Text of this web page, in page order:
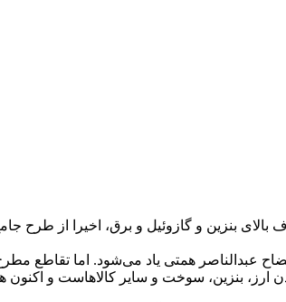
بنزین و گازوئیل و برق، اخیرا از طرح
عبدالناصر همتی یاد می‌شود. اما تقاطع
چیست؟ پاسخ را باید در جریانی دید که 3 دهه است طراح گران کردن ارز،